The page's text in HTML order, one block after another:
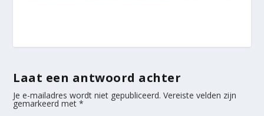
Laat een antwoord achter
Je e-mailadres wordt niet gepubliceerd. Vereiste velden zijn
gemarkeerd met*